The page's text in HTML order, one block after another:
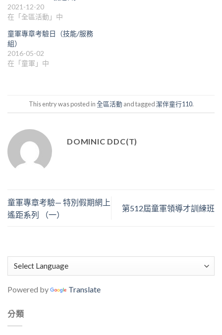
2021-12-20
在「全區活動」中
童軍專章考驗日（技能/服務
組）
2016-05-02
在「童軍」中
This entry was posted in全區活動 and tagged潔伴童行110.
DOMINIC DDC(T)
童軍專章考驗— 特別假期網上
遙距系列 （一）
第512屆童軍領導才訓練班
Powered by Translate
分類